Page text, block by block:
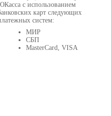
с использованием
карт следующих
систем:
МИР
СБП
MasterCard, VISA